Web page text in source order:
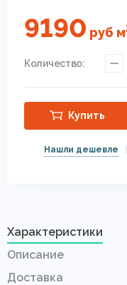
9190 руб м
Количество:
Купить
Нашли дешевле
Характеристики
Описание
Доставка